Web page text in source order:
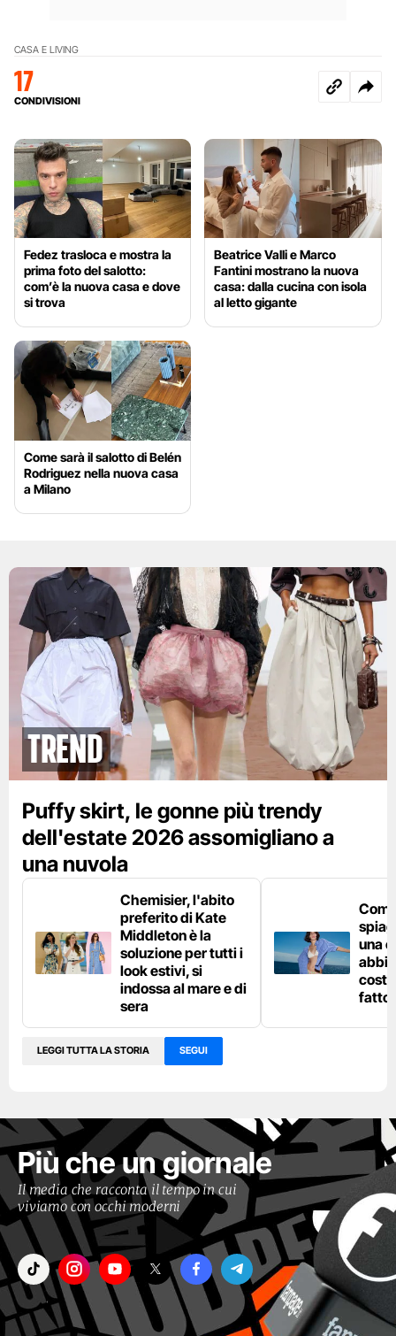
CASA E LIVING
17
CONDIVISIONI
Fedez trasloca e mostra la
prima foto del salotto:
com’è la nuova casa e dove
si trova
Beatrice Valli e Marco
Fantini mostrano la nuova
casa: dalla cucina con isola
al letto gigante
Come sarà il salotto di Belén
Rodriguez nella nuova casa
a Milano
Trend
Puffy skirt, le gonne più trendy
dell'estate 2026 assomigliano a
una nuvola
Chemisier, l'abito
preferito di Kate
Middleton è la
soluzione per tutti i
look estivi, si
indossa al mare e di
sera
una
fatto
LEGGI TUTTA LA STORIA SEGUI
Più che un giornale
Il media che racconta il tempo in cui
viviamo con occhi moderni